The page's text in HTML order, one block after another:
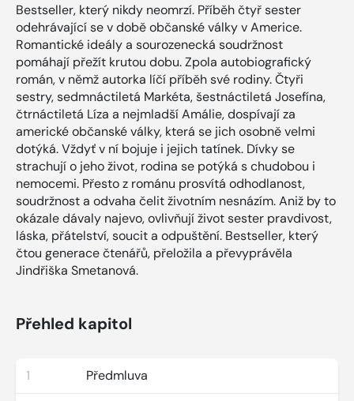
Bestseller, který nikdy neomrzí. Příběh čtyř sester
odehrávající se v době občanské války v Americe.
Romantické ideály a sourozenecká soudržnost
pomáhají přežít krutou dobu. Zpola autobiografický
román, v němž autorka líčí příběh své rodiny. Čtyři
sestry, sedmnáctiletá Markéta, šestnáctiletá Josefína,
čtrnáctiletá Líza a nejmladší Amálie, dospívají za
americké občanské války, která se jich osobně velmi
dotýká. Vždyť v ní bojuje i jejich tatínek. Dívky se
strachují o jeho život, rodina se potýká s chudobou i
nemocemi. Přesto z románu prosvítá odhodlanost,
soudržnost a odvaha čelit životním nesnázím. Aniž by to
okázale dávaly najevo, ovlivňují život sester pravdivost,
láska, přátelství, soucit a odpuštění. Bestseller, který
čtou generace čtenářů, přeložila a převyprávěla
Jindřiška Smetanová.
Přehled kapitol
1 Předmluva